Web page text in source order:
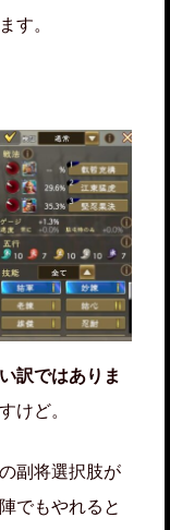
す。
訳ではありま
けど。
副将選択肢が
でもやれると